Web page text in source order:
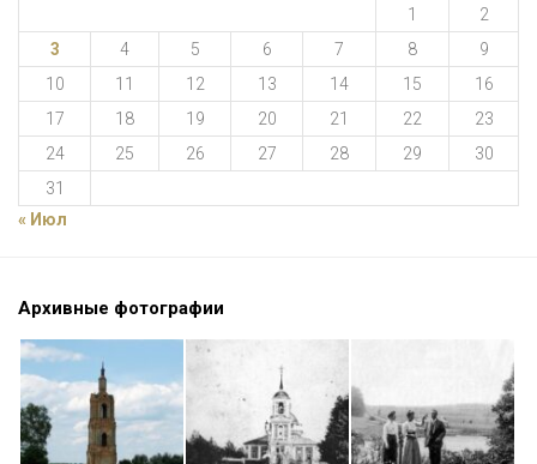
1
2
3
4 5 6 7 8
9
10
11 12 13 14 15
16
17
18 19 20 21 22
23
24
25 26 27 28 29
30
31
« Июл
Архивные фотографии